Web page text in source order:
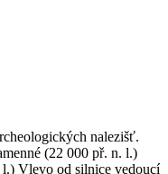
nalezišť.
(22 000 př. n. l.)
Vlevo od silnice vedoucí